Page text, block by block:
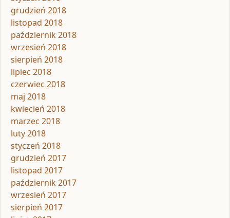
grudzień 2018
listopad 2018
październik 2018
wrzesień 2018
sierpień 2018
lipiec 2018
czerwiec 2018
maj 2018
kwiecień 2018
marzec 2018
luty 2018
styczeń 2018
grudzień 2017
listopad 2017
październik 2017
wrzesień 2017
sierpień 2017